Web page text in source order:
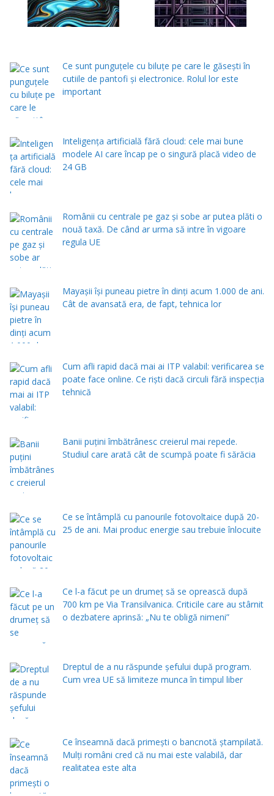
Ce sunt punguțele cu biluțe pe care le găsești în
cutiile de pantofi și electronice. Rolul lor este
important
Inteligența artificială fără cloud: cele mai bune
modele AI care încap pe o singură placă video de
24 GB
Românii cu centrale pe gaz și sobe ar putea plăti o
nouă taxă. De când ar urma să intre în vigoare
regula UE
Mayașii își puneau pietre în dinți acum 1.000 de ani.
Cât de avansată era, de fapt, tehnica lor
Cum afli rapid dacă mai ai ITP valabil: verificarea se
poate face online. Ce rişti dacă circuli fără inspecţia
tehnică
Banii puțini îmbătrânesc creierul mai repede.
Studiul care arată cât de scumpă poate fi sărăcia
Ce se întâmplă cu panourile fotovoltaice după 20-
25 de ani. Mai produc energie sau trebuie înlocuite
Ce l-a făcut pe un drumeț să se oprească după
700 km pe Via Transilvanica. Criticile care au stârnit
o dezbatere aprinsă: „Nu te obligă nimeni”
Dreptul de a nu răspunde șefului după program.
Cum vrea UE să limiteze munca în timpul liber
Ce înseamnă dacă primești o bancnotă ștampilată.
Mulți români cred că nu mai este valabilă, dar
realitatea este alta